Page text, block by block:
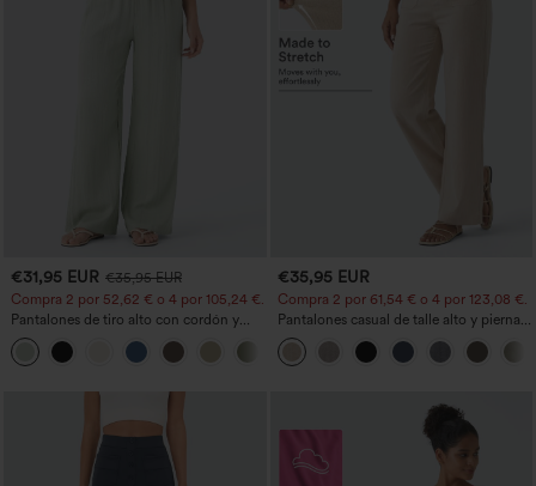
€31,95 EUR €35,95 EUR
Compra 2 por 52,62 € o 4 por 105,24 €.
Pantalones de tiro alto con cordón y
bolsillos, pernera ancha, holgados y de
estilo casual con tacto de lino.
+15
€35,95 EUR
Compra 2 por 61,54 € o 4 por 123,08 €.
Pantalones casual de talle alto y pierna
recta con tacto de lino y bolsillos